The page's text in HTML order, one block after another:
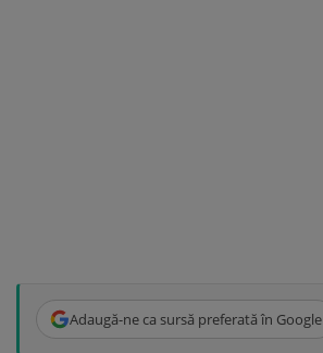
Adaugă-ne ca sursă preferată în Google